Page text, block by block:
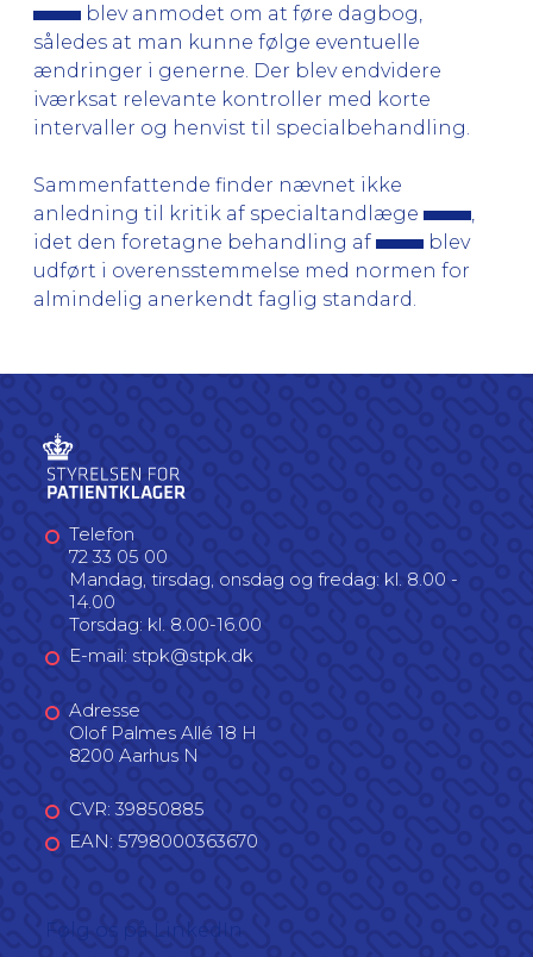
blev anmodet om at føre dagbog,
således at man kunne følge eventuelle
ændringer i generne. Der blev endvidere
iværksat relevante kontroller med korte
intervaller og henvist til specialbehandling.
Sammenfattende finder nævnet ikke
anledning til kritik af specialtandlæge
idet den foretagne behandling af
blev
udført i overensstemmelse med normen for
almindelig anerkendt faglig standard.
Telefon
72 33 05 00
Mandag, tirsdag, onsdag og fredag: kl. 8.00 -
14.00
Torsdag: kl. 8.00-16.00
E-mail: stpk@stpk.dk
Adresse
Olof Palmes Allé 18 H
8200 Aarhus N
CVR: 39850885
EAN: 5798000363670